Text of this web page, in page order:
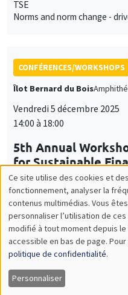
Norms and norm change -
CONFÉRENCES/WORKSHOPS
Îlot Bernard du Bois
Vendredi 5 décembre 2025
14:00 à 18:00
5th Annual
for Sustainable
SÉMINAIRES THÉMATIQUES
ECONOMIC THEORY SEMINAR
Îlot Bernard du BoisSalle 17
Vendredi 5 décembre 2025
12:00 à 13:00